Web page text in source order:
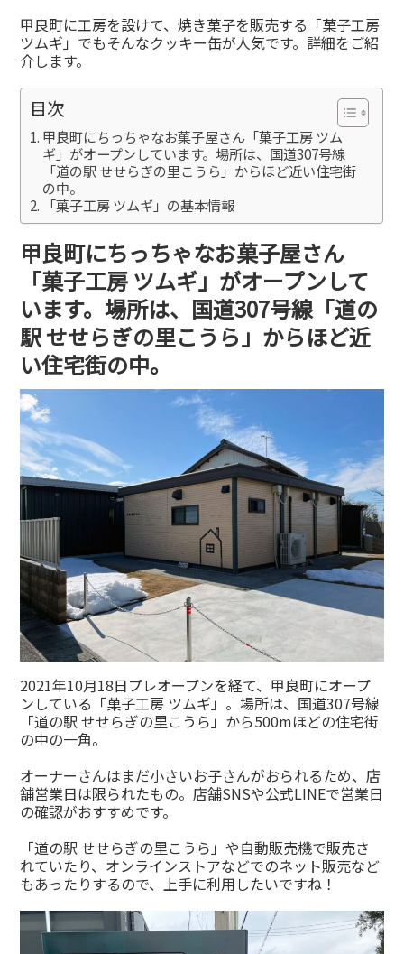
甲良町に工房を設けて、焼き菓子を販売する「菓子工房
ツムギ」でもそんなクッキー缶が人気です。詳細をご紹
介します。
目次
甲良町にちっちゃなお菓子屋さん「菓子工房 ツム
ギ」がオープンしています。場所は、国道307号線
「道の駅 せせらぎの里こうら」からほど近い住宅街
の中。
「菓子工房 ツムギ」の基本情報
甲良町にちっちゃなお菓子屋さん
「菓子工房 ツムギ」がオープンして
います。場所は、国道307号線「道の
駅 せせらぎの里こうら」からほど近
い住宅街の中。
2021年10月18日プレオープンを経て、甲良町にオープ
ンしている「菓子工房 ツムギ」。場所は、国道307号線
「道の駅 せせらぎの里こうら」から500mほどの住宅街
の中の一角。
オーナーさんはまだ小さいお子さんがおられるため、店
舗営業日は限られたもの。店舗SNSや公式LINEで営業日
の確認がおすすめです。
「道の駅 せせらぎの里こうら」や自動販売機で販売さ
れていたり、オンラインストアなどでのネット販売など
もあったりするので、上手に利用したいですね！